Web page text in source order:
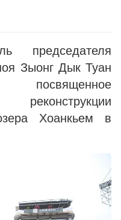
председателя
Зыонг Дык Туан
посвященное
Хоанкьем в